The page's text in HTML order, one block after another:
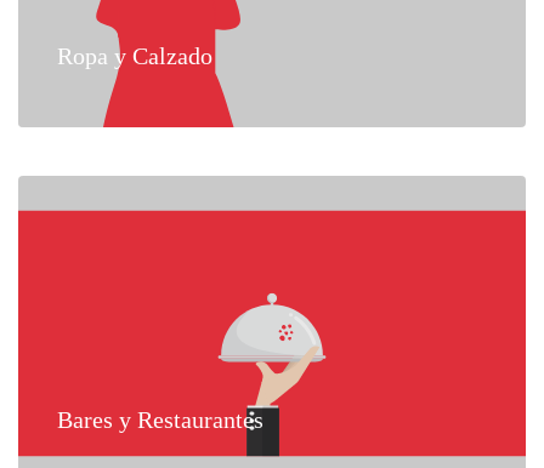
Ropa y Calzado
Bares y Restaurantes